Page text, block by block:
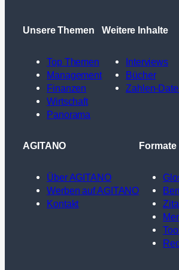
Unsere Themen
Top Themen
Management
Finanzen
Wirtschaft
Panorama
Weitere Inhalte
Interviews
Bücher
Zahlen-
AGITANO
Über AGITANO
Werben auf AGITANO
Kontakt
Formate